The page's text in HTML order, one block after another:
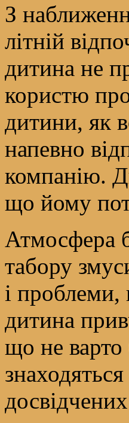
З
літній
дитина не
користю
дитини, як
напевно
компанію.
що йому
Атмосфера
табору
і проблеми,
дитина
що не варто